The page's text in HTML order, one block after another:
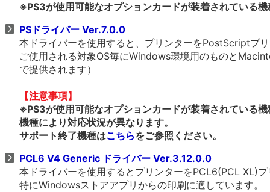
※PS3が使用可能なオプションカードが装着されている
PSドライバー Ver.7.0.0
本ドライバーを使用すると、プリンターをPostScriptプ
ご使用される対象OS毎にWindows環境用のものと
で提供されます）
【注意事項】
※PS3が使用可能なオプションカードが装着されている
機種により対応状況が異なります。
サポート終了機種はこちらをご参照ください。
PCL6 V4 Generic ドライバー Ver.3.12.0.0
本ドライバーを使用するとプリンターをPCL6(PCL XL)
特にWindowsストアアプリからの印刷に適しています。